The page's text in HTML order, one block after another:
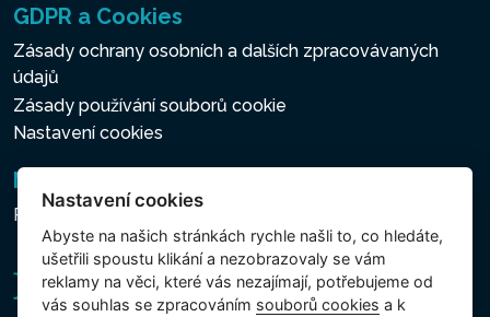
GDPR a Cookies
Zásady ochrany osobních a dalších zpracovávaných
údajů
Zásady používání souborů cookie
Nastavení cookies
Newsletter
Přihlášení k odběru novinek
Nastavení cookies
Abyste na našich stránkách rychle našli to, co hledáte,
ušetřili spoustu klikání a nezobrazovaly se vám
reklamy na věci, které vás nezajímají, potřebujeme od
vás souhlas se zpracováním souborů cookies a k